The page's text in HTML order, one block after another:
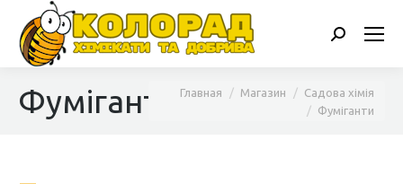
Поиск:
ФумігантиВы здесь:
Главная Магазин
Садова хімія
Фуміганти